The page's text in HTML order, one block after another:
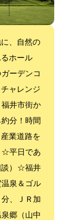
、自然の
ホール
ーデンコ
ャレンジ
井市街か
分！時間
業道路を
☆平日であ
談） ☆福井
温泉＆ゴル
、ＪＲ加
郷（山中